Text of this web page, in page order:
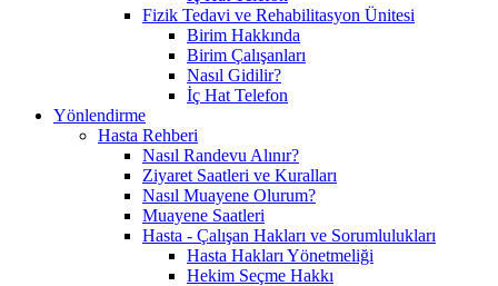
Fizik Tedavi ve Rehabilitasyon Ünitesi
Birim Hakkında
Birim Çalışanları
Nasıl Gidilir?
İç Hat Telefon
Yönlendirme
Hasta Rehberi
Nasıl Randevu Alınır?
Ziyaret Saatleri ve Kuralları
Nasıl Muayene Olurum?
Muayene Saatleri
Hasta - Çalışan Hakları ve Sorumlulukları
Hasta Hakları Yönetmeliği
Hekim Seçme Hakkı